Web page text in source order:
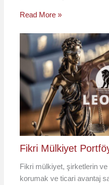
Read More »
Fikri Mülkiyet
Fikri mülkiyet, şirketlerin ve
korumak ve ticari avantaj